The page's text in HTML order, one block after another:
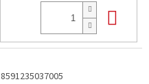
8591235037005